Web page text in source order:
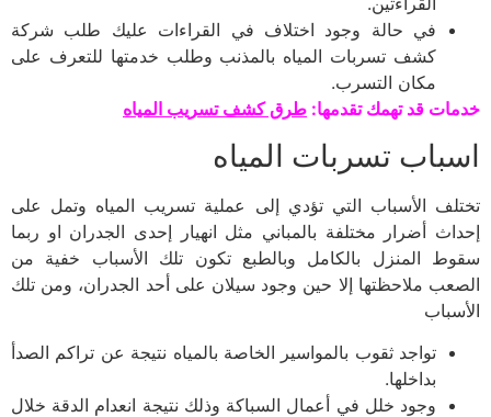
في حالة وجود اختلاف في القراءات عليك طلب شركة
كشف تسربات المياه بالمذنب وطلب خدمتها للتعرف على
مكان التسرب.
خدمات قد تهمك تقدمها: طرق كشف تسريب المياه
اسباب تسربات المياه
تختلف الأسباب التي تؤدي إلى عملية تسريب المياه وتمل على
إحداث أضرار مختلفة بالمباني مثل انهيار إحدى الجدران او ربما
سقوط المنزل بالكامل وبالطبع تكون تلك الأسباب خفية من
الصعب ملاحظتها إلا حين وجود سيلان على أحد الجدران، ومن تلك
الأسباب
تواجد ثقوب بالمواسير الخاصة بالمياه نتيجة عن تراكم الصدأ
بداخلها.
وجود خلل في أعمال السباكة وذلك نتيجة انعدام الدقة خلال